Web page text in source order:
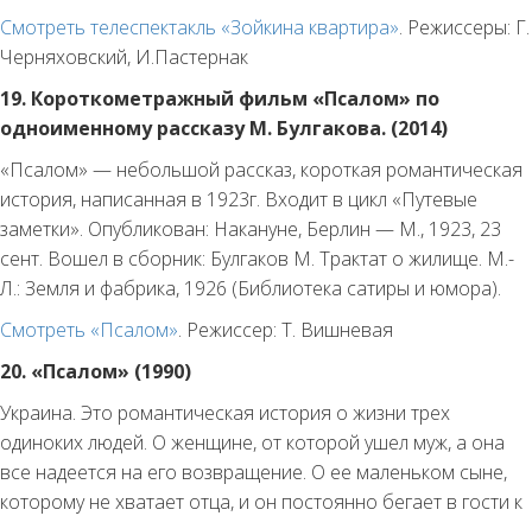
Смотреть телеспектакль «Зойкина квартира». Режиссеры: Г.
Черняховский, И.Пастернак
19. Короткометражный фильм «Псалом» по
одноименному рассказу М. Булгакова. (2014)
«Псалом» — небольшой рассказ, короткая романтическая
история, написанная в 1923г. Входит в цикл «Путевые
заметки». Опубликован: Накануне, Берлин — М., 1923, 23
сент. Вошел в сборник: Булгаков М. Трактат о жилище. М.-
Л.: Земля и фабрика, 1926 (Библиотека сатиры и юмора).
Смотреть «Псалом». Режиссер: Т. Вишневая
20. «Псалом» (1990)
Украина. Это романтическая история о жизни трех
одиноких людей. О женщине, от которой ушел муж, а она
все надеется на его возвращение. О ее маленьком сыне,
которому не хватает отца, и он постоянно бегает в гости к